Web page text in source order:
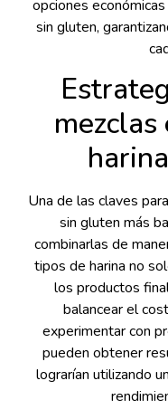
opciones
sin gluten,
mezclas
Una de las claves
sin gluten más
combinarlas de
tipos de harina no
los productos
balancear el
experimentar con
pueden obtener
lograrían utilizando